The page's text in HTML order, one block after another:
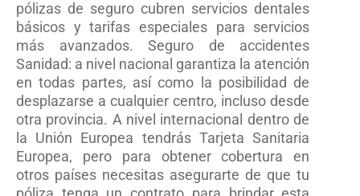
pólizas de seguro cubren servicios dentales
básicos y tarifas especiales para servicios
más avanzados. Seguro de accidentes
Sanidad: a nivel nacional garantiza la atención
en todas partes, así como la posibilidad de
desplazarse a cualquier centro, incluso desde
otra provincia. A nivel internacional dentro de
la Unión Europea tendrás Tarjeta Sanitaria
Europea, pero para obtener cobertura en
otros países necesitas asegurarte de que tu